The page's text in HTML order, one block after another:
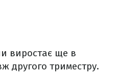
виростає ще в
другого триместру.